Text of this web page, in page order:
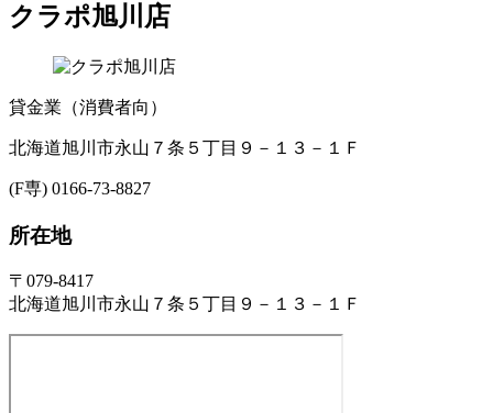
クラポ旭川店
貸金業（消費者向）
北海道旭川市永山７条５丁目９－１３－１Ｆ
(F専) 0166-73-8827
所在地
〒079-8417
北海道旭川市永山７条５丁目９－１３－１Ｆ